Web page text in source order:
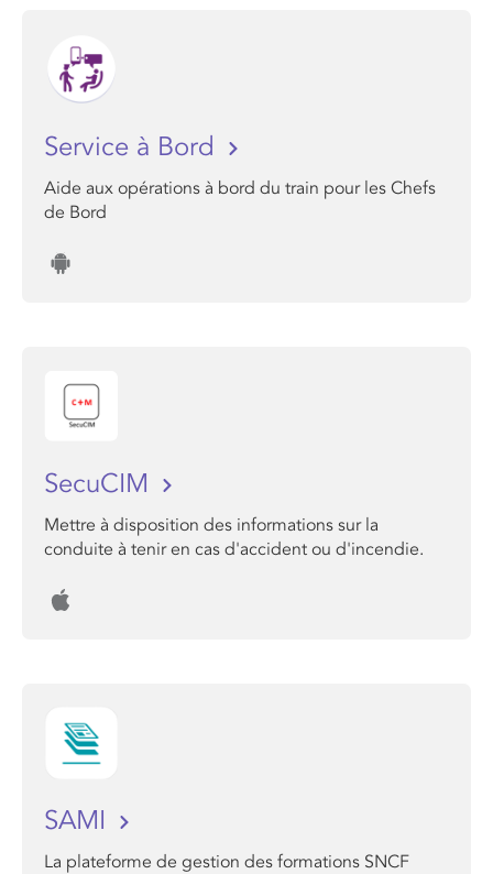
Service à Bord
Aide aux opérations à bord du train pour les Chefs
de Bord
SecuCIM
Mettre à disposition des informations sur la
conduite à tenir en cas d'accident ou d'incendie.
SAMI
La plateforme de gestion des formations SNCF